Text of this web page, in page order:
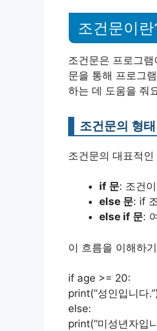
조건문이란
조건문은 프로그
문을 통해 프로그
하는 데 도움을 줘
조건문의 형태
조건문의 대표적
if 문: 조건
else 문: if
else if 문:
이 흐름을 이해하
if age >= 20:
print(“성인입니다
else:
print(“미성년자입